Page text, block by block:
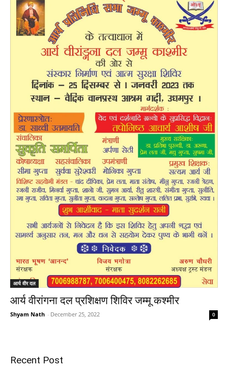
आर्य वीर दल
आर्य वीरांगना दल प्रशिक्षण शिविर जम्मू कश्मीर
Shyam Nath - December 25, 2022 0
Recent Post